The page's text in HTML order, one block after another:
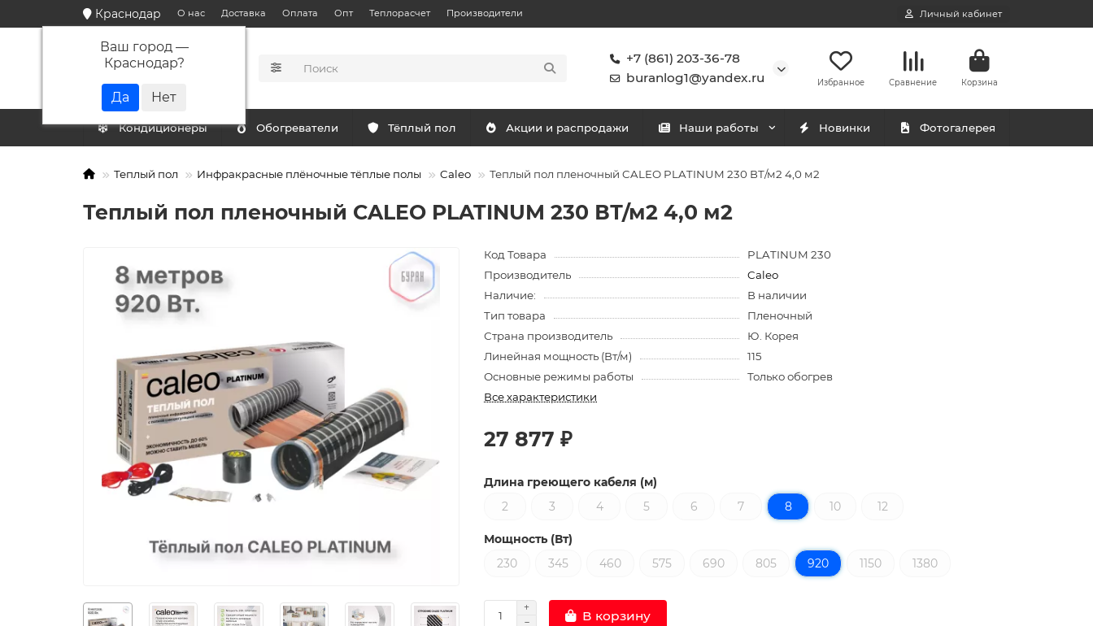
Краснодар
Ваш город —
Краснодар?
О нас Доставка Оплата Опт Теплорасчет Производители Личный кабинет
КАТАЛОГ
+7 (861) 203-36-78
buranlog1@yandex.ru
Избранное Сравнение Корзина
Кондиционеры Обогреватели Тёплый пол Акции и распродажи Наши работы Новинки Фотогалерея
Теплый пол Инфракрасные плёночные тёплые полы Caleo Теплый пол пленочный CALEO PLATINUM 230 ВТ/м2 4,0 м2
Теплый пол пленочный CALEO PLATINUM 230 ВТ/м2 4,0 м2
Код Товара
PLATINUM 230
Производитель
Caleo
Наличие:
В наличии
Тип товара
Пленочный
Страна производитель
Ю. Корея
Линейная мощность (Вт/м)
115
Основные режимы работы
Только обогрев
Все характеристики
27 877 ₽
Длина греющего кабеля (м)
2
3 4 5 6 7 8 10 12
Мощность (Вт)
230
345 460 575 690 805 920 1150 1380
В корзину